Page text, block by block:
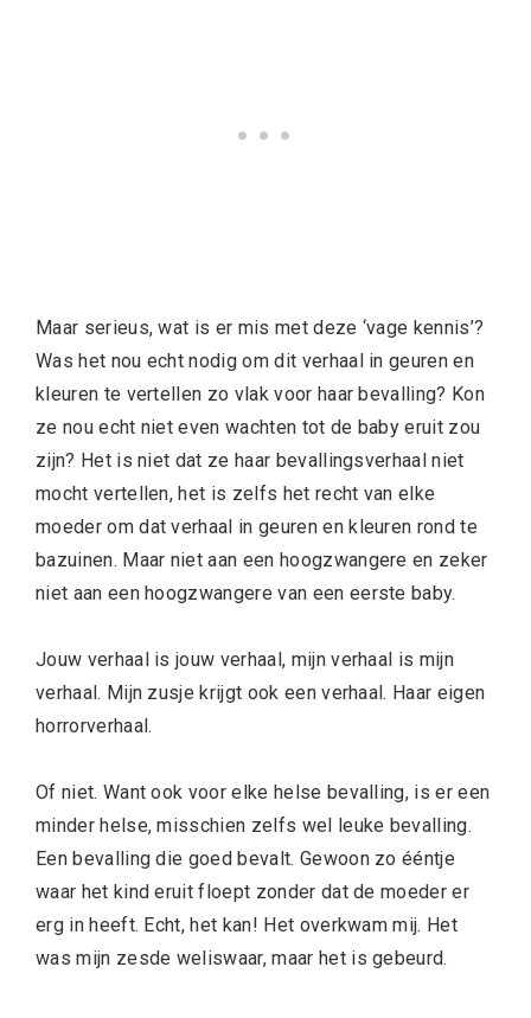
Maar serieus, wat is er mis met deze ‘vage kennis’?
Was het nou echt nodig om dit verhaal in geuren en
kleuren te vertellen zo vlak voor haar bevalling? Kon
ze nou echt niet even wachten tot de baby eruit zou
zijn? Het is niet dat ze haar bevallingsverhaal niet
mocht vertellen, het is zelfs het recht van elke
moeder om dat verhaal in geuren en kleuren rond te
bazuinen. Maar niet aan een hoogzwangere en zeker
niet aan een hoogzwangere van een eerste baby.
Jouw verhaal is jouw verhaal, mijn verhaal is mijn
verhaal. Mijn zusje krijgt ook een verhaal. Haar eigen
horrorverhaal.
Of niet. Want ook voor elke helse bevalling, is er een
minder helse, misschien zelfs wel leuke bevalling.
Een bevalling die goed bevalt. Gewoon zo ééntje
waar het kind eruit floept zonder dat de moeder er
erg in heeft. Echt, het kan! Het overkwam mij. Het
was mijn zesde weliswaar, maar het is gebeurd.